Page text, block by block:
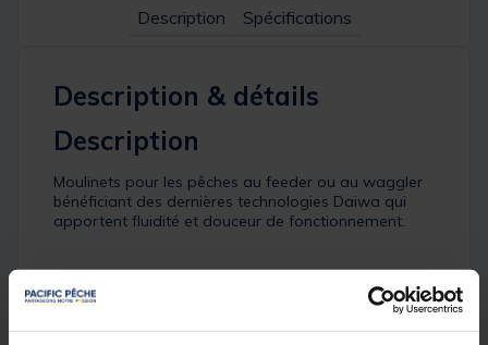
Description Spécifications
Description & détails
Description
Moulinets pour les pêches au feeder ou au waggler
bénéficiant des dernières technologies Daiwa qui
apportent fluidité et douceur de fonctionnement.